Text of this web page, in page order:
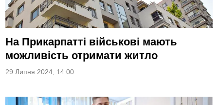
На Прикарпатті військові мають
можливість отримати житло
29 Липня 2024, 14:00